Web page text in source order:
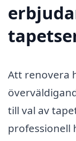
Att renovera
till val av
professionell